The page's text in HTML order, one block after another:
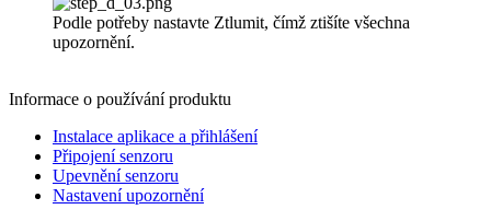
Podle potřeby nastavte Ztlumit, čímž ztišíte všechna
upozornění.
Informace o používáníproduktu
Instalace aplikace a přihlášení
Připojení senzoru
Upevnění senzoru
Nastavení upozornění